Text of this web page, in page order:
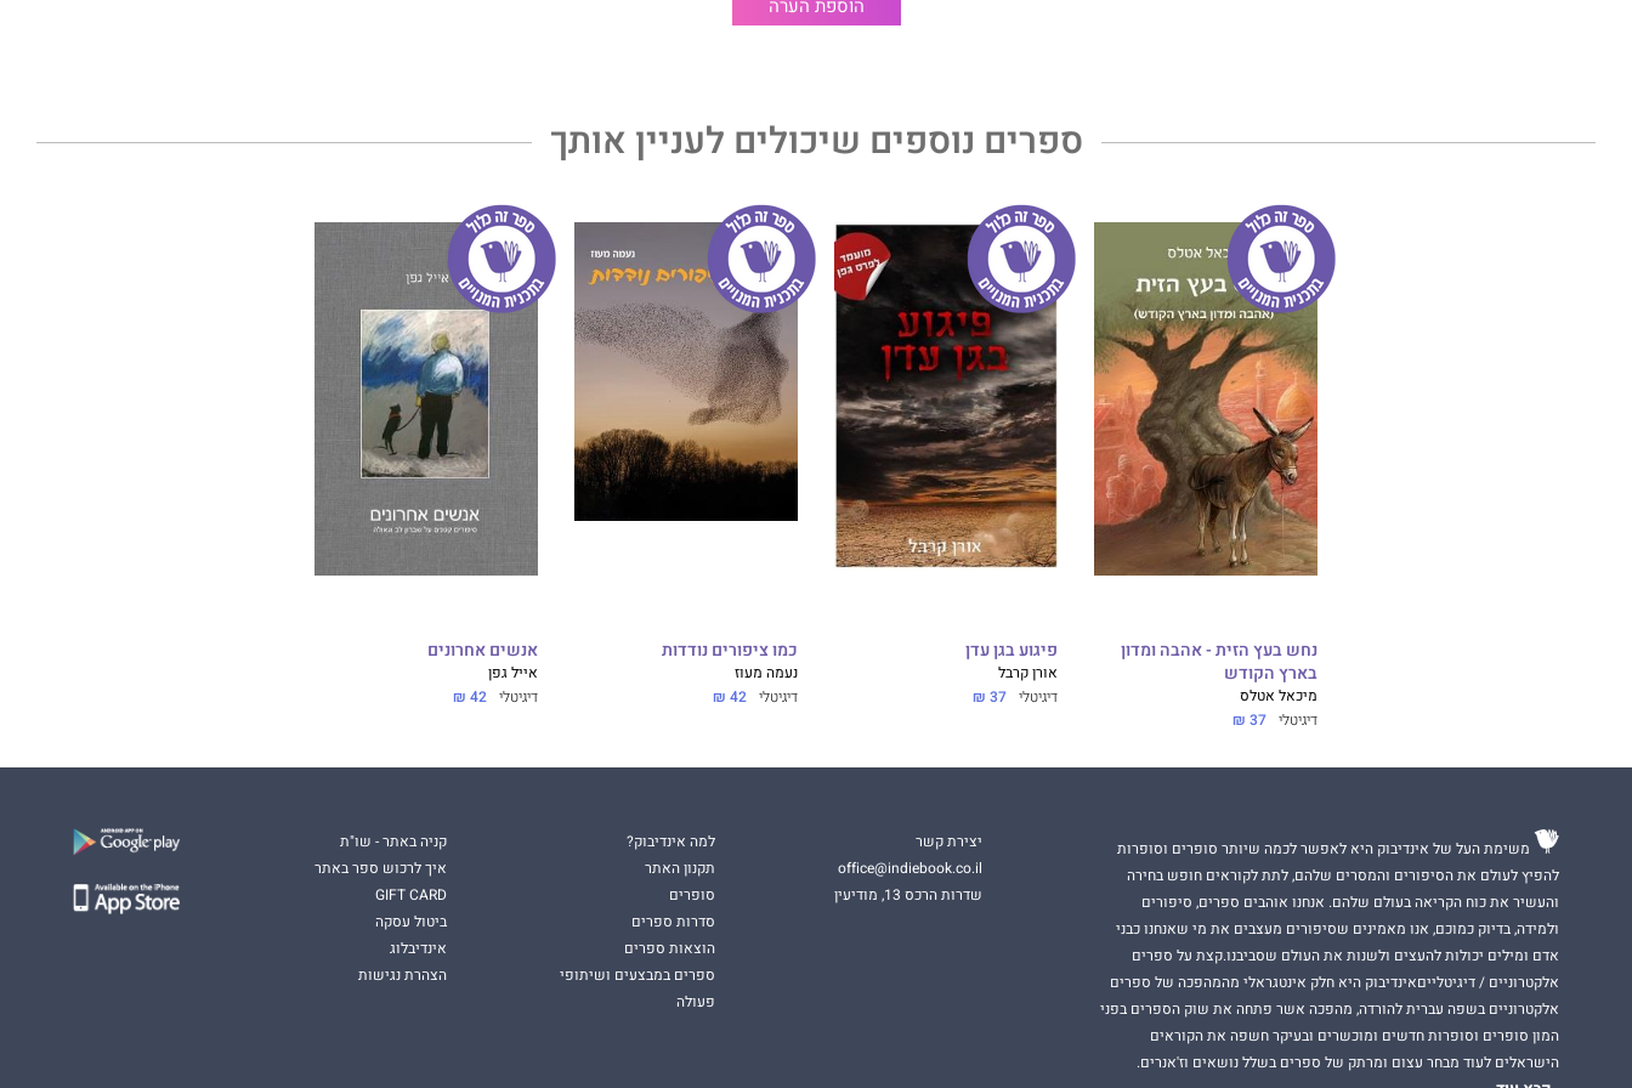
הסיפורים עוסקים בהווי החיים ה"תחתיים" ביפו, בעיקר של גברים אשר לדידם
הוספת הערה
ספרים נוספים שיכולים לעניין אותך
נחש בעץ הזית - אהבה ומדון
בארץ הקודש
מיכאל אטלס
דיגיטלי 37 ₪
פיגוע בגן עדן
אורן קרבל
דיגיטלי 37 ₪
כמו ציפורים נודדות
נעמה מעוז
דיגיטלי 42 ₪
אנשים אחרונים
אייל גפן
דיגיטלי 42 ₪
משימת העל של אינדיבוק היא לאפשר לכמה שיותר סופרים וסופרות
להפיץ לעולם את הסיפורים והמסרים שלהם, לתת לקוראים חופש בחירה
והעשיר את כוח הקריאה בעולם שלהם. אנחנו אוהבים ספרים, סיפורים
ולמידה, בדיוק כמוכם, אנו מאמינים שסיפורים מעצבים את מי שאנחנו כבני
אדם ומילים יכולות להעצים ולשנות את העולם שסביבנו.קצת על ספרים
אלקטרוניים / דיגיטלייםאינדיבוק היא חלק אינטגראלי מהמהפכה של ספרים
אלקטרוניים בשפה עברית להורדה, מהפכה אשר פתחה את שוק הספרים בפני
המון סופרים וסופרות חדשים ומוכשרים ובעיקר חשפה את הקוראים
הישראלים לעוד מבחר עצום ומרתק של ספרים בשלל נושאים וז'אנרים.
יצירת קשר
office@indiebook.co.il
שדרות הרכס 13, מודיעין
למה אינדיבוק?
תקנון האתר
סופרים
סדרות ספרים
הוצאות ספרים
ספרים במבצעים ושיתופי
פעולה
קניה באתר - שו"ת
איך לרכוש ספר באתר
GIFT CARD
ביטול עסקה
אינדיבלוג
הצהרת נגישות